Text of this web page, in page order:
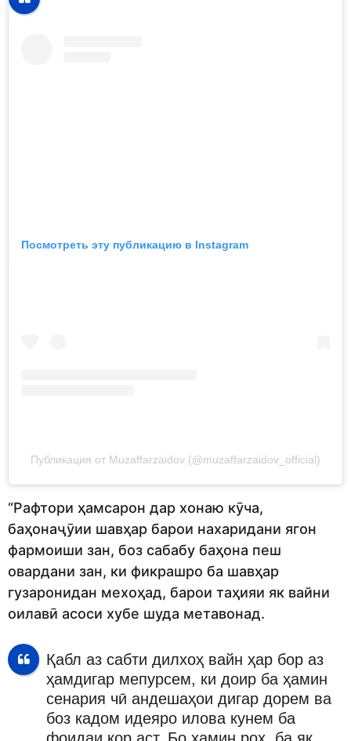
Посмотреть эту публикацию в Instagram
Публикация от Muzaffarzaidov (@muzaffarzaidov_official)
“Рафтори ҳамсарон дар хонаю кӯча,
баҳонаҷӯии шавҳар барои нахаридани ягон
фармоиши зан, боз сабабу баҳона пеш
овардани зан, ки фикрашро ба шавҳар
гузаронидан мехоҳад, барои таҳияи як вайни
оилавӣ асоси хубе шуда метавонад.
Қабл аз сабти дилхоҳ вайн ҳар бор аз
ҳамдигар мепурсем, ки доир ба ҳамин
сенария чӣ андешаҳои дигар дорем ва
боз кадом идеяро илова кунем ба
фоидаи кор аст. Бо ҳамин роҳ, ба як